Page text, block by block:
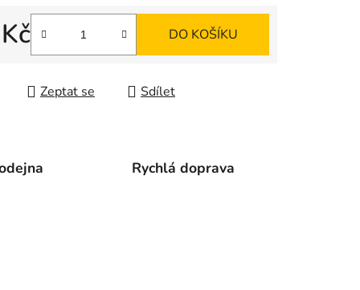
DO KOŠÍKU
Zeptat se Sdílet
Rychlá doprava